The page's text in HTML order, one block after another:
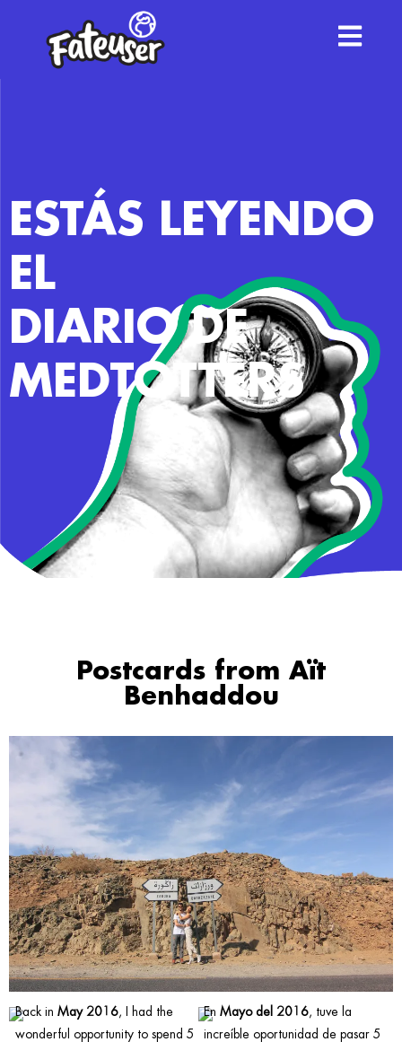
ESTÁS LEYENDO
EL
DIARIO DE
MEDTOTTERS
Postcards from Aït
Benhaddou
Back in May 2016, I had the
wonderful opportunity to spend 5
EnMayo del 2016, tuve la
increíble oportunidad de pasar 5